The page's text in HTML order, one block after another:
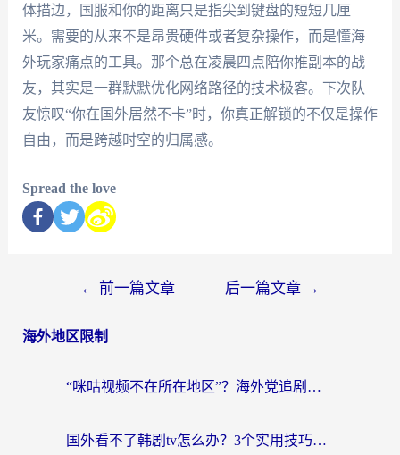
体描边，国服和你的距离只是指尖到键盘的短短几厘
米。需要的从来不是昂贵硬件或者复杂操作，而是懂海
外玩家痛点的工具。那个总在凌晨四点陪你推副本的战
友，其实是一群默默优化网络路径的技术极客。下次队
友惊叹“你在国外居然不卡”时，你真正解锁的不仅是操作
自由，而是跨越时空的归属感。
Spread the love
← 前一篇文章 后一篇文章 →
海外地区限制
“咪咕视频不在所在地区”？海外党追剧看片、炒股的救星来了！
国外看不了韩剧tv怎么办？3个实用技巧解决海外追剧难题（附书旗小说&社保查询攻略）